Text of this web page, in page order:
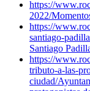
https://
2022/
https://
santiago-
Santiago
https://
tributo-a-las-
ciudad/